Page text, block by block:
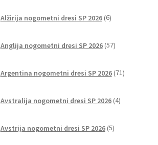
izberete
strani
Alžirija nogometni dresi SP 2026 6izdelkov
Anglija nogometni dresi SP 2026 57izdelkov
Argentina nogometni dresi SP 2026 71izdelkov
Avstralija nogometni dresi SP 2026 4izdelki
Avstrija nogometni dresi SP 2026 5izdelkov